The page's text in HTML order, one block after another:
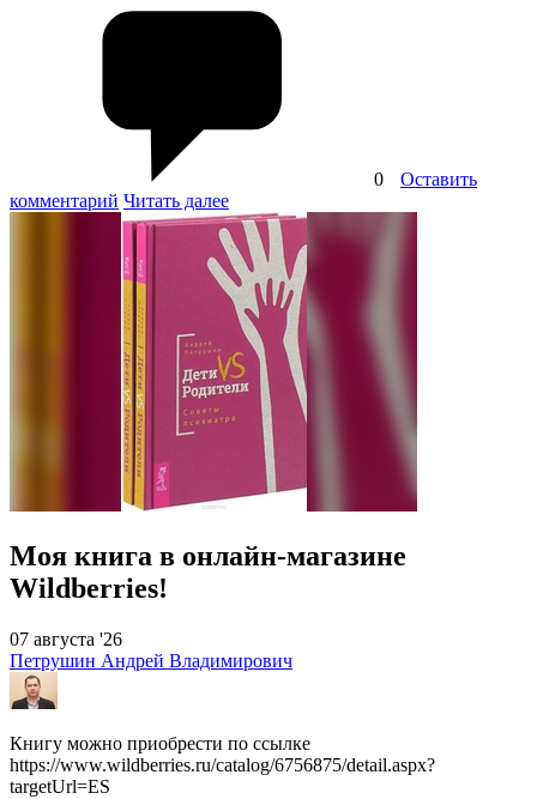
0
Оставить
комментарий Читать далее
Моя книга в онлайн-магазине
Wildberries!
07 августа '26
Петрушин Андрей Владимирович
Книгу можно приобрести по ссылке
https://www.wildberries.ru/catalog/6756875/detail.aspx?
targetUrl=ES